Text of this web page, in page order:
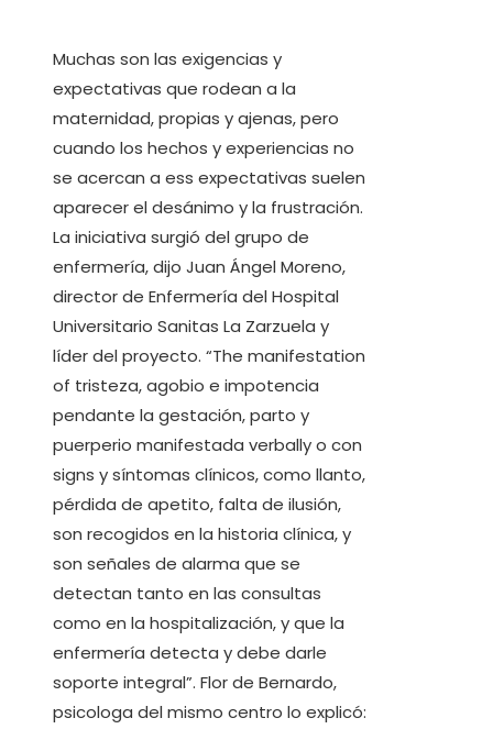
Muchas son las exigencias y
expectativas que rodean a la
maternidad, propias y ajenas, pero
cuando los hechos y experiencias no
se acercan a ess expectativas suelen
aparecer el desánimo y la frustración.
La iniciativa surgió del grupo de
enfermería, dijo Juan Ángel Moreno,
director de Enfermería del Hospital
Universitario Sanitas La Zarzuela y
líder del proyecto. “The manifestation
of tristeza, agobio e impotencia
pendante la gestación, parto y
puerperio manifestada verbally o con
signs y síntomas clínicos, como llanto,
pérdida de apetito, falta de ilusión,
son recogidos en la historia clínica, y
son señales de alarma que se
detectan tanto en las consultas
como en la hospitalización, y que la
enfermería detecta y debe darle
soporte integral”. Flor de Bernardo,
psicologa del mismo centro lo explicó: